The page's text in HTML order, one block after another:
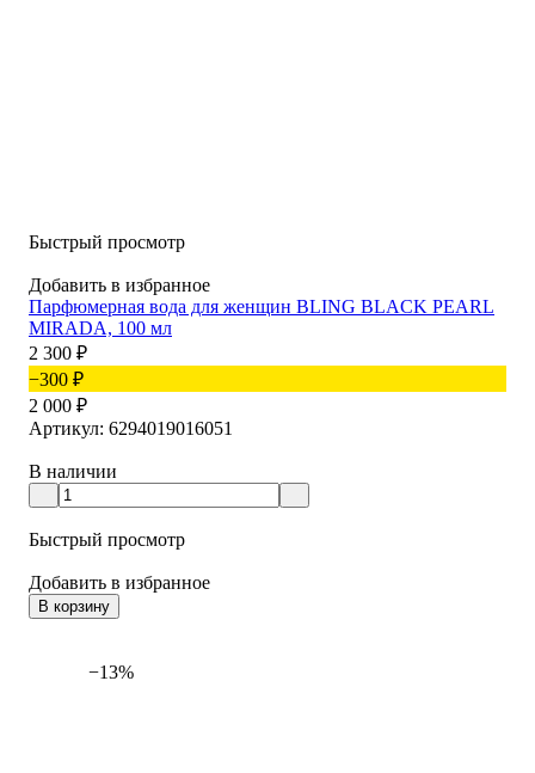
Быстрый просмотр
Добавить в избранное
Парфюмерная вода для женщин BLING BLACK PEARL
MIRADA, 100 мл
2 300 ₽
−300 ₽
2 000 ₽
Артикул: 6294019016051
В наличии
Быстрый просмотр
Добавить в избранное
В корзину
−13%